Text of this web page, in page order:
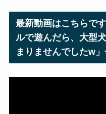
ス
最新動画はこちらで
ルで遊んだら、大型
まりませんでしたw